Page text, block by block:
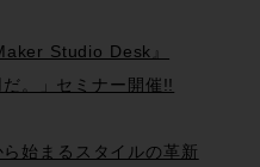
Studio Desk』
。」セミナー開催!!
始まるスタイルの革新